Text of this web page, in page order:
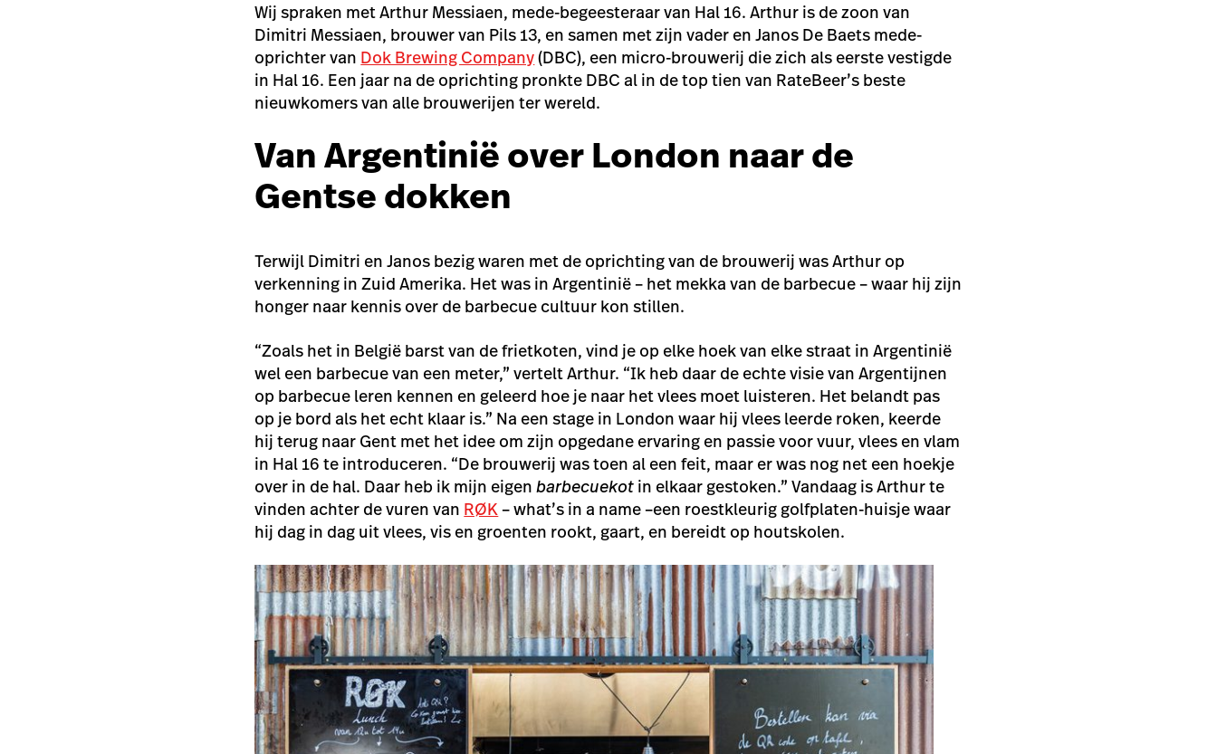
Wij spraken met Arthur Messiaen, mede-begeesteraar van Hal 16. Arthur is de zoon van
Dimitri Messiaen, brouwer van Pils 13, en samen met zijn vader en Janos De Baets mede-
oprichter van Dok Brewing Company(DBC), een micro-brouwerij die zich als eerste vestigde
in Hal 16. Een jaar na de oprichting pronkte DBC al in de top tien van RateBeer’s beste
nieuwkomers van alle brouwerijen ter wereld.
Van Argentinië over London naar de
Gentse dokken
Terwijl Dimitri en Janos bezig waren met de oprichting van de brouwerij was Arthur op
verkenning in Zuid Amerika. Het was in Argentinië – het mekka van de barbecue – waar hij zijn
honger naar kennis over de barbecue cultuur kon stillen.
“Zoals het in België barst van de frietkoten, vind je op elke hoek van elke straat in Argentinië
wel een barbecue van een meter,” vertelt Arthur. “Ik heb daar de echte visie van Argentijnen
op barbecue leren kennen en geleerd hoe je naar het vlees moet luisteren. Het belandt pas
op je bord als het echt klaar is.” Na een stage in London waar hij vlees leerde roken, keerde
hij terug naar Gent met het idee om zijn opgedane ervaring en passie voor vuur, vlees en vlam
in Hal 16 te introduceren. “De brouwerij was toen al een feit, maar er was nog net een hoekje
over in de hal. Daar heb ik mijn eigenbarbecuekot in elkaar gestoken.” Vandaag is Arthur te
vinden achter de vuren van RØK– what’s in a name –een roestkleurig golfplaten-huisje waar
hij dag in dag uit vlees, vis en groenten rookt, gaart, en bereidt op houtskolen.